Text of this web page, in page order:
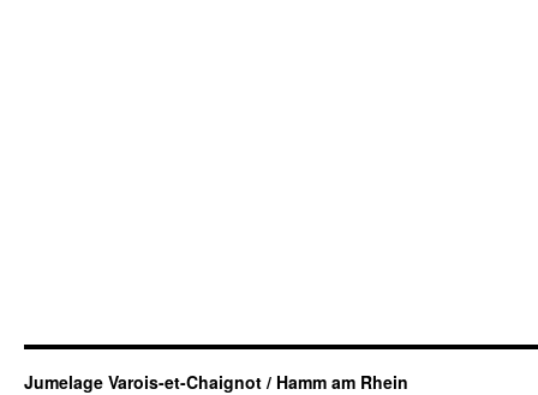
Jumelage Varois-et-Chaignot / Hamm am Rhein